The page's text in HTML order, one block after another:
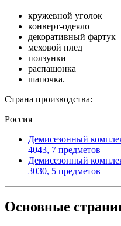
кружевной уголок
конверт-одеяло
декоративный фартук
меховой плед
ползунки
распашонка
шапочка.
Страна производства:
Россия
Демисезонный
4043, 7 предметов
Демисезонный
3030, 5 предметов
Основные